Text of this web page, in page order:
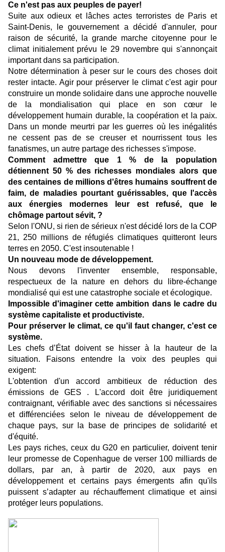
Ce n'est pas aux peuples de payer!
Suite aux odieux et lâches actes terroristes de Paris et
Saint-Denis, le gouvernement a décidé d'annuler, pour
raison de sécurité, la grande marche citoyenne pour le
climat initialement prévu le 29 novembre qui s'annonçait
important dans sa participation.
Notre détermination à peser sur le cours des choses doit
rester intacte. Agir pour préserver le climat c'est agir pour
construire un monde solidaire dans une approche nouvelle
de la mondialisation qui place en son cœur le
développement humain durable, la coopération et la paix.
Dans un monde meurtri par les guerres où les inégalités
ne cessent pas de se creuser et nourrissent tous les
fanatismes, un autre partage des richesses s'impose.
Comment admettre que 1 % de la population
détiennent 50 % des richesses mondiales alors que
des centaines de millions d'êtres humains souffrent de
faim, de maladies pourtant guérissables, que l'accès
aux énergies modernes leur est refusé, que le
chômage partout sévit, ?
Selon l'ONU, si rien de sérieux n'est décidé lors de la COP
21, 250 millions de réfugiés climatiques quitteront leurs
terres en 2050. C'est insoutenable !
Un nouveau mode de développement.
Nous devons l'inventer ensemble, responsable,
respectueux de la nature en dehors du libre-échange
mondialisé qui est une catastrophe sociale et écologique.
Impossible d'imaginer cette ambition dans le cadre du
système capitaliste et productiviste.
Pour préserver le climat, ce qu'il faut changer, c'est ce
système.
Les chefs d’État doivent se hisser à la hauteur de la
situation. Faisons entendre la voix des peuples qui
exigent:
L'obtention d'un accord ambitieux de réduction des
émissions de GES . L'accord doit être juridiquement
contraignant, vérifiable avec des sanctions si nécessaires
et différenciées selon le niveau de développement de
chaque pays, sur la base de principes de solidarité et
d'équité.
Les pays riches, ceux du G20 en particulier, doivent tenir
leur promesse de Copenhague de verser 100 milliards de
dollars, par an, à partir de 2020, aux pays en
développement et certains pays émergents afin qu'ils
puissent s’adapter au réchauffement climatique et ainsi
protéger leurs populations.